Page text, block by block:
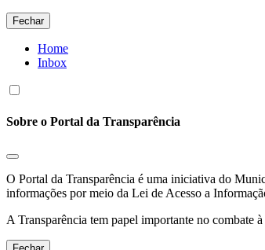
Fechar
Home
Inbox
Sobre o Portal da Transparência
O Portal da Transparência é uma iniciativa do
informações por meio da Lei de Acesso a
A Transparência tem papel importante no combate